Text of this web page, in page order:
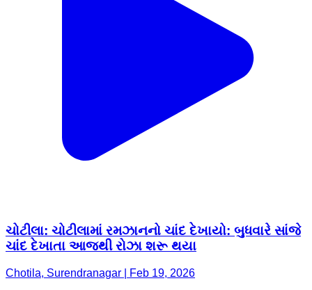
ચોટીલા: ચોટીલામાં રમઝાનનો ચાંદ દેખાયો: બુધવારે સાંજે
ચાંદ દેખાતા આજથી રોઝા શરૂ થયા
Chotila, Surendranagar | Feb 19, 2026